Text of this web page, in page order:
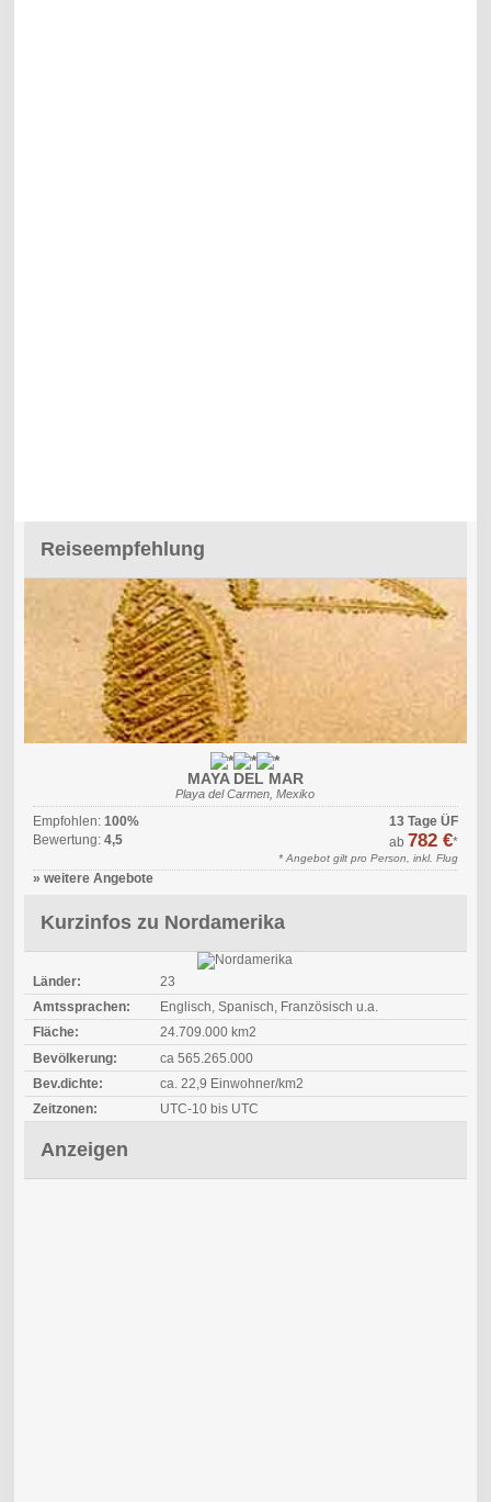
Reiseempfehlung
MAYA DEL MAR
Playa del Carmen, Mexiko
Empfohlen: 100%
Bewertung: 4,5
13 Tage ÜF
ab 782 €*
* Angebot gilt pro Person, inkl. Flug
» weitere Angebote
Kurzinfos zu Nordamerika
Länder:
23
Amtssprachen:
Englisch, Spanisch, Französisch u.a.
Fläche:
24.709.000 km2
Bevölkerung:
ca 565.265.000
Bev.dichte:
ca. 22,9 Einwohner/km2
Zeitzonen:
UTC-10 bis UTC
Anzeigen